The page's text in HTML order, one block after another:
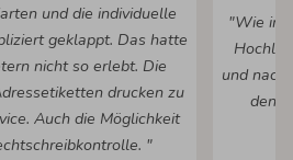
und die individuelle
geklappt. Das hatte
nicht so erlebt. Die
drucken zu
Auch die Möglichkeit
"
"Wie
und nach
den